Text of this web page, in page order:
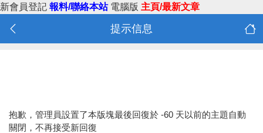
新會員登記 報料/聯絡本站 電腦版 主頁/最新文章
提示信息
抱歉，管理員設置了本版塊最後回復於 -60 天以前的主題自動
關閉，不再接受新回復